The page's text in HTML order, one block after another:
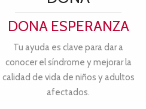
DONA ESPERANZA
Tu ayuda es clave para dar a
conocer el síndrome y mejorar la
calidad de vida de niños y adultos
afectados.